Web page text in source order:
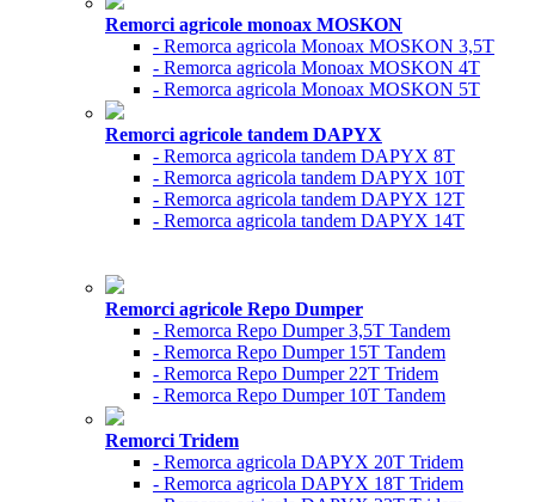
Remorci agricole monoax MOSKON
- Remorca agricola Monoax MOSKON 3,5T
- Remorca agricola Monoax MOSKON 4T
- Remorca agricola Monoax MOSKON 5T
Remorci agricole tandem DAPYX
- Remorca agricola tandem DAPYX 8T
- Remorca agricola tandem DAPYX 10T
- Remorca agricola tandem DAPYX 12T
- Remorca agricola tandem DAPYX 14T
Remorci agricole Repo Dumper
- Remorca Repo Dumper 3,5T Tandem
- Remorca Repo Dumper 15T Tandem
- Remorca Repo Dumper 22T Tridem
- Remorca Repo Dumper 10T Tandem
Remorci Tridem
- Remorca agricola DAPYX 20T Tridem
- Remorca agricola DAPYX 18T Tridem